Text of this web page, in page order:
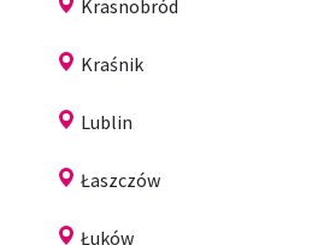
Krasnobród
Kraśnik
Lublin
Łaszczów
Łuków